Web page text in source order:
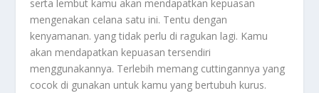
serta lembut kamu akan mendapatkan kepuasan
mengenakan celana satu ini. Tentu dengan
kenyamanan. yang tidak perlu di ragukan lagi. Kamu
akan mendapatkan kepuasan tersendiri
menggunakannya. Terlebih memang cuttingannya yang
cocok di gunakan untuk kamu yang bertubuh kurus.